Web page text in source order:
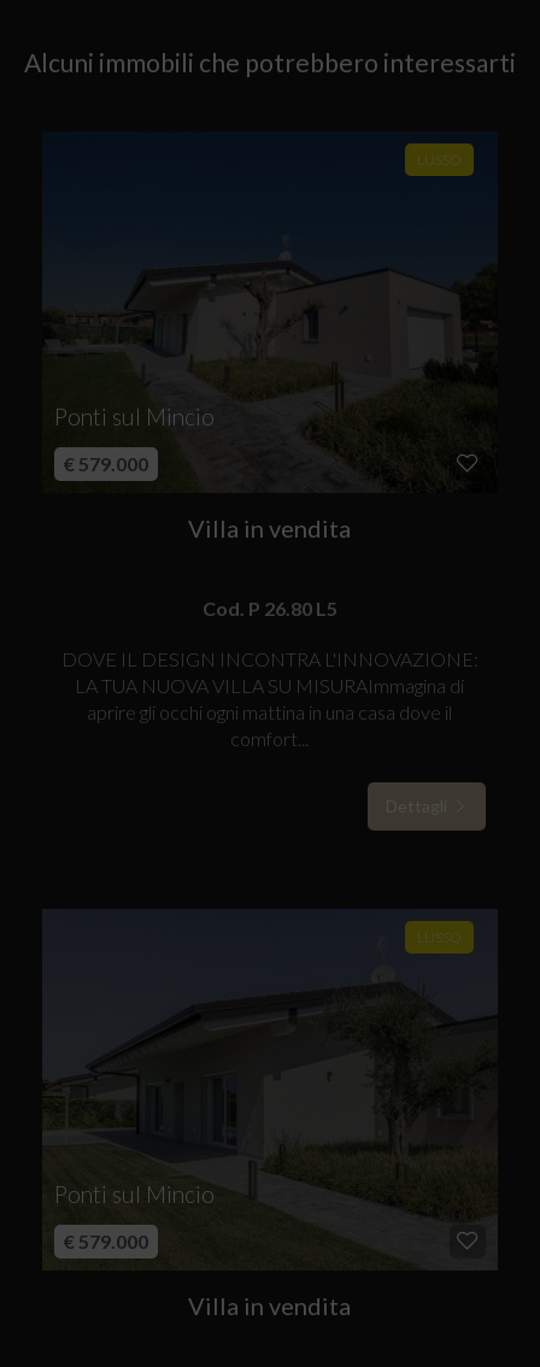
Alcuni immobili che potrebbero interessarti
LUSSO
Ponti sul Mincio
€ 579.000
Villa in vendita
Cod. P 26.80 L5
DOVE IL DESIGN INCONTRA L'INNOVAZIONE:
LA TUA NUOVA VILLA SU MISURAImmagina di
aprire gli occhi ogni mattina in una casa dove il
comfort...
Dettagli
LUSSO
Ponti sul Mincio
€ 579.000
Villa in vendita